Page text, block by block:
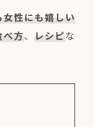
性にも嬉しい
べ方、 レシピな